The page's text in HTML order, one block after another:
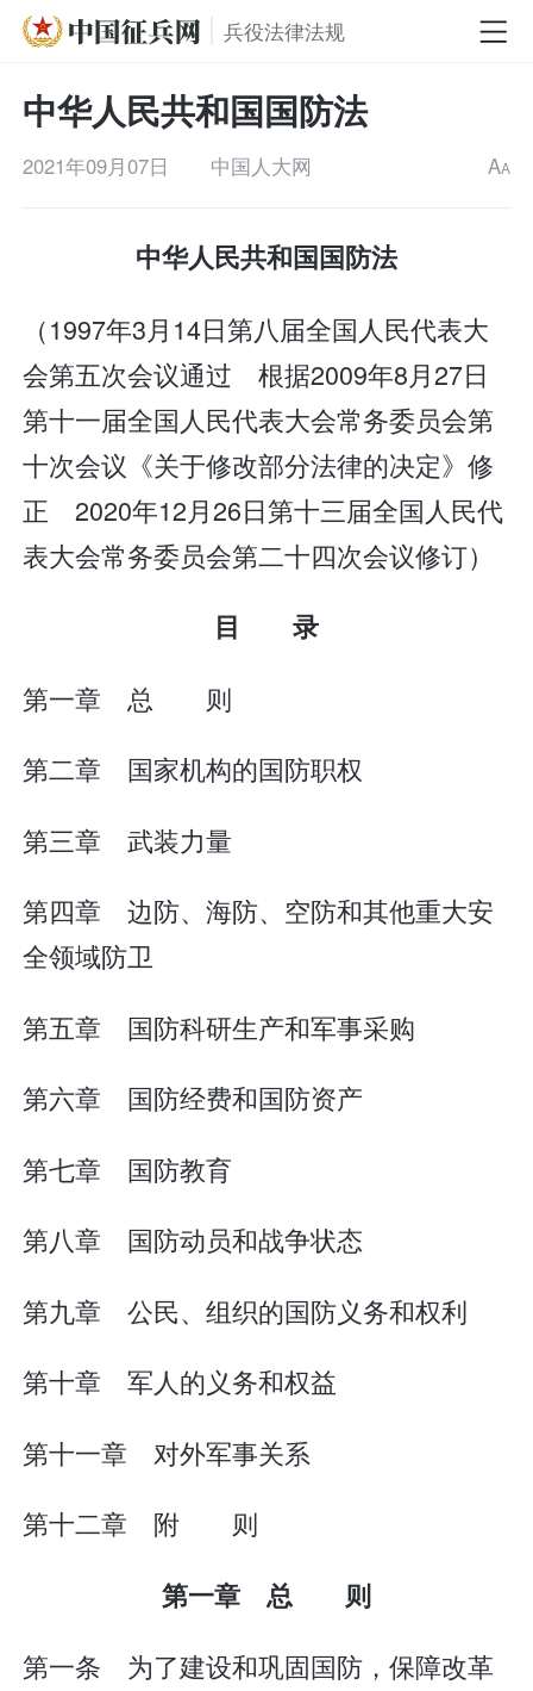
兵役法律法规
中华人民共和国国防法
2021年09月07日 中国人大网 AA
中华人民共和国国防法
（1997年3月14日第八届全国人民代表大
会第五次会议通过 根据2009年8月27日
第十一届全国人民代表大会常务委员会第
十次会议《关于修改部分法律的决定》修
正 2020年12月26日第十三届全国人民代
表大会常务委员会第二十四次会议修订）
目 录
第一章 总 则
第二章 国家机构的国防职权
第三章 武装力量
第四章 边防、海防、空防和其他重大安
全领域防卫
第五章 国防科研生产和军事采购
第六章 国防经费和国防资产
第七章 国防教育
第八章 国防动员和战争状态
第九章 公民、组织的国防义务和权利
第十章 军人的义务和权益
第十一章 对外军事关系
第十二章 附 则
第一章 总 则
第一条 为了建设和巩固国防，保障改革